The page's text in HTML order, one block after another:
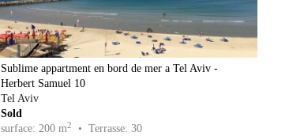
Sublime appartment en bord de mer a Tel Aviv -
Herbert Samuel 10
Tel Aviv
Sold
surface: 200 m2
• Terrasse: 30